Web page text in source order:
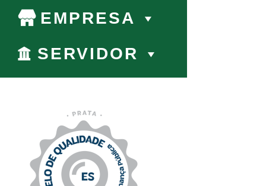
EMPRESA
SERVIDOR